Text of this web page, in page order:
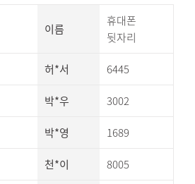
이름
휴대폰
뒷자리
허*서 6445
박*우 3002
박*영 1689
천*이 8005